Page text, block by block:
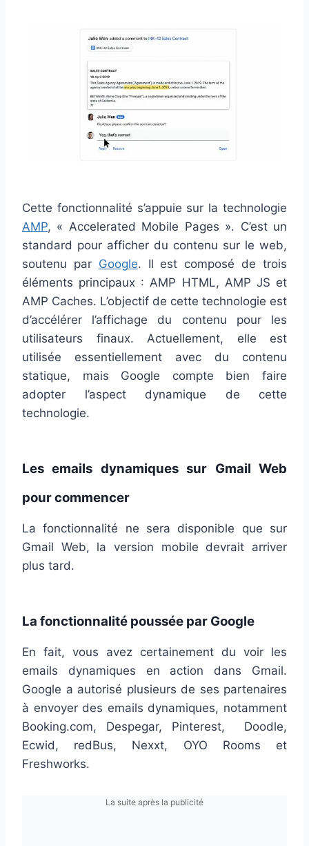
Cette fonctionnalité s’appuie sur la technologie
AMP, « Accelerated Mobile Pages ». C’est un
standard pour afficher du contenu sur le web,
soutenu par Google. Il est composé de trois
éléments principaux : AMP HTML, AMP JS et
AMP Caches. L’objectif de cette technologie est
d’accélérer l’affichage du contenu pour les
utilisateurs finaux. Actuellement, elle est
utilisée essentiellement avec du contenu
statique, mais Google compte bien faire
adopter l’aspect dynamique de cette
technologie.
Les emails dynamiques sur Gmail Web
pour commencer
La fonctionnalité ne sera disponible que sur
Gmail Web, la version mobile devrait arriver
plus tard.
La fonctionnalité poussée par Google
En fait, vous avez certainement du voir les
emails dynamiques en action dans Gmail.
Google a autorisé plusieurs de ses partenaires
à envoyer des emails dynamiques, notamment
Booking.com, Despegar, Pinterest, Doodle,
Ecwid, redBus, Nexxt, OYO Rooms et
Freshworks.
La suite après la publicité